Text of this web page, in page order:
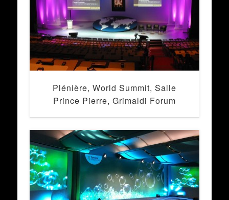
Plénière, World Summit, Salle
Prince Pierre, Grimaldi Forum